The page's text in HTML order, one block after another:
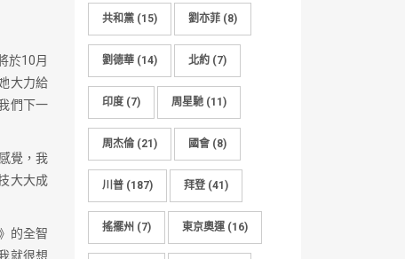
於10月
大力給
們下一
覺，我
大大成
的全智
就很想
共和黨 (15) 劉亦菲 (8)
劉德華 (14) 北約 (7)
印度 (7) 周星馳 (11)
周杰倫 (21) 國會 (8)
川普 (187) 拜登 (41)
搖擺州 (7) 東京奧運(16)